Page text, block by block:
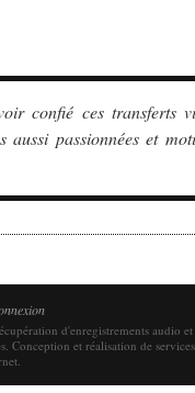
confié ces transferts
aussi passionnées et
d'enregistrements audio et
Conception et réalisation de services